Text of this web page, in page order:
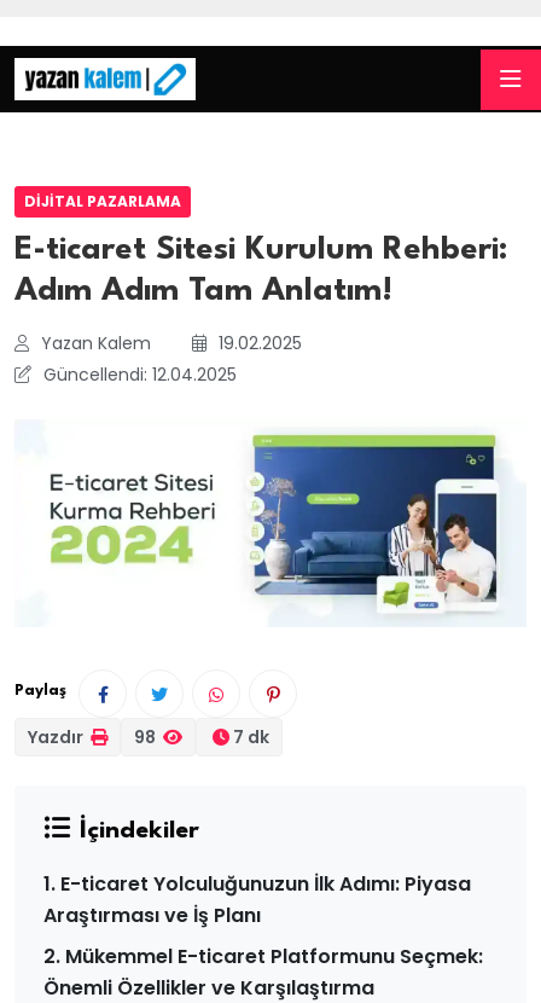
DIJITAL PAZARLAMA
E-ticaret Sitesi Kurulum Rehberi:
Adım Adım Tam Anlatım!
Yazan Kalem
19.02.2025
Güncellendi: 12.04.2025
Paylaş
Yazdır 98 7 dk
İçindekiler
1. E-ticaret Yolculuğunuzun İlk Adımı: Piyasa
Araştırması ve İş Planı
2. Mükemmel E-ticaret Platformunu Seçmek:
Önemli Özellikler ve Karşılaştırma